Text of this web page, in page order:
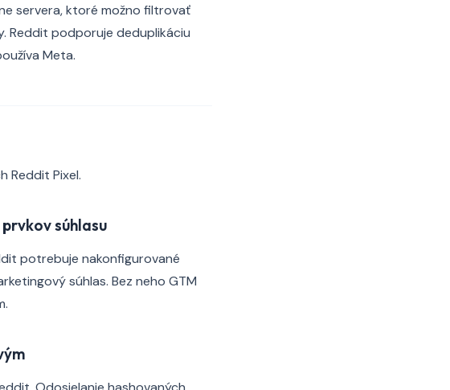
servera, ktoré možno filtrovať
Reddit podporuje deduplikáciu
Meta.
Reddit Pixel.
súhlasu
potrebuje nakonfigurované
súhlas. Bez neho GTM